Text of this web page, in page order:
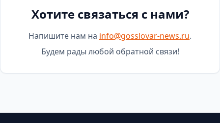
Хотите связаться с нами?
Напишите нам на info@gosslovar-news.ru.
Будем рады любой обратной связи!